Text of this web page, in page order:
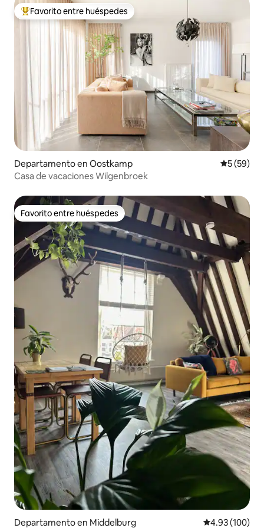
De los mejores en Favorito entre huéspedes
Favorito entre huéspedes
Departamento en Oostkamp
5 (59)
Casa de vacaciones Wilgenbroek
Favorito entre huéspedes
Favorito entre huéspedes
Departamento en Middelburg Calificación
4.93 (100)